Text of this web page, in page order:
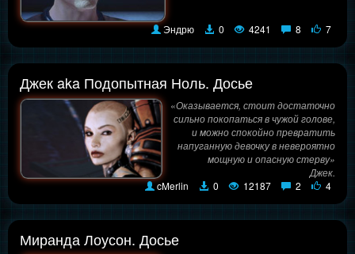
Эндрю 0 4241 8 7
Джек aka Подопытная Ноль. Досье
«Оказывается, стоит достаточно
сильно покопаться в чужой голове,
и можно спокойно превратить
напуганную девочку в невероятно
мощную и опасную стерву»
Джек.
cMerlin
0 12187 2 4
Миранда Лоусон. Досье